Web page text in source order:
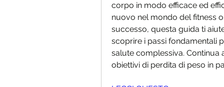
corpo in modo efficace ed
nuovo nel mondo del fitness
successo, questa guida ti
scoprire i passi fondamentali
salute complessiva.
obiettivi di perdita di peso in